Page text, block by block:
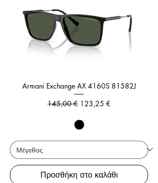
Armani Exchange AX 4160S 81582J
Κανονική τιμή
145,00 € Τιμή Έκπτωσης
123,25 €
Προσθήκη στο καλάθι